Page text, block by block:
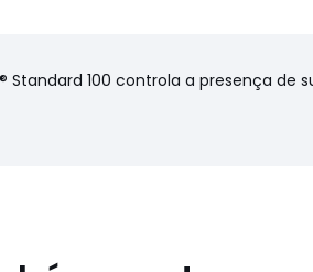
Standard 100 controla a presença